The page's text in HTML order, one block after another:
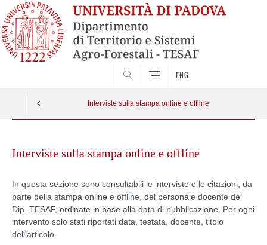
ENG
Interviste sulla stampa online e offline
contentInterviste sulla stampa online e offline
In questa sezione sono consultabili le interviste e le citazioni, da
parte della stampa online e offline, del personale docente del
Dip. TESAF, ordinate in base alla data di pubblicazione. Per ogni
intervento solo stati riportati data, testata, docente, titolo
dell’articolo.